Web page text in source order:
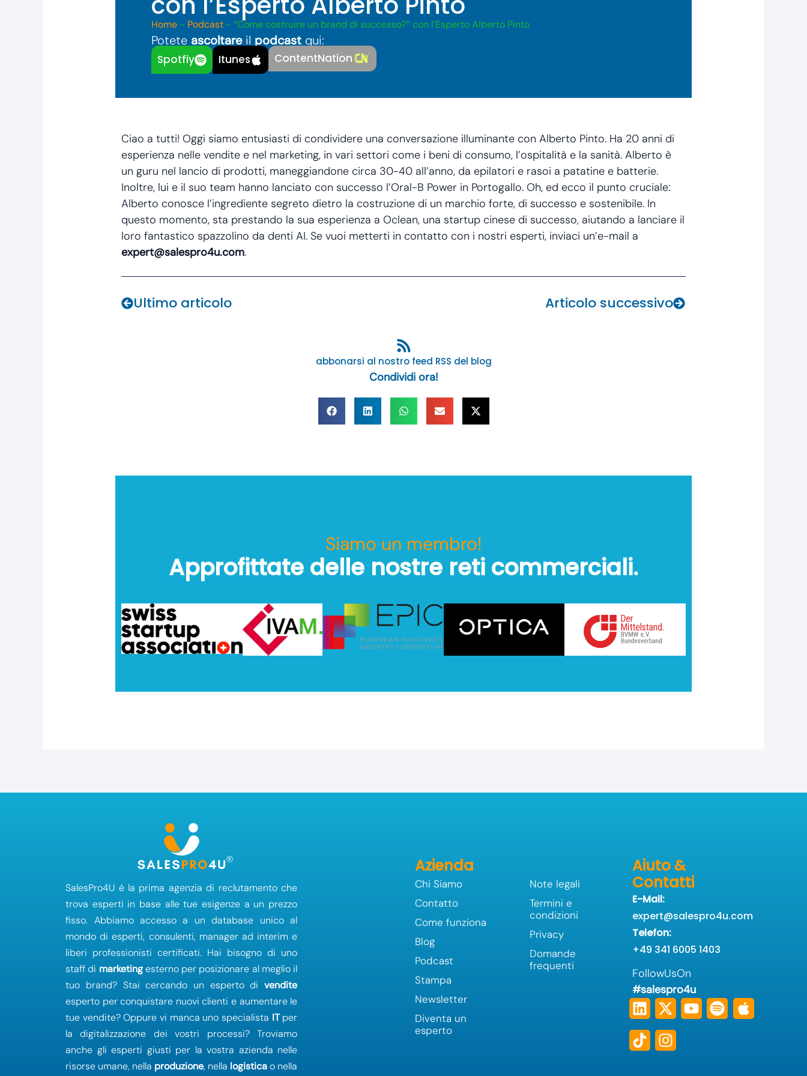
Home - Podcast - “Come costruire un brand di successo?” con l’Esperto Alberto Pinto
Potete ascoltareil podcast qui:
Spotfiy Itunes ContentNation
Ciao a tutti! Oggi siamo entusiasti di condividere una conversazione illuminante con Alberto Pinto. Ha 20 anni di
esperienza nelle vendite e nel marketing, in vari settori come i beni di consumo, l’ospitalità e la sanità. Alberto è
un guru nel lancio di prodotti, maneggiandone circa 30-40 all’anno, da epilatori e rasoi a patatine e batterie.
Inoltre, lui e il suo team hanno lanciato con successo l’Oral-B Power in Portogallo. Oh, ed ecco il punto cruciale:
Alberto conosce l’ingrediente segreto dietro la costruzione di un marchio forte, di successo e sostenibile. In
questo momento, sta prestando la sua esperienza a Oclean, una startup cinese di successo, aiutando a lanciare il
loro fantastico spazzolino da denti AI. Se vuoi metterti in contatto con i nostri esperti, inviaci un’e-mail a
expert@salespro4u.com.
Ultimo articolo Articolo successivo
abbonarsi al nostro feed RSS del blog
Condividi ora!
Siamo un membro!
Approfittate delle nostre reti commerciali.
SalesPro4U è la prima agenzia di reclutamento che
trova esperti in base alle tue esigenze a un prezzo
fisso. Abbiamo accesso a un database unico al
mondo di esperti, consulenti, manager ad interim e
liberi professionisti certificati. Hai bisogno di uno
staff di marketingesterno per posizionare al meglio il
tuo brand? Stai cercando un esperto divendite
esperto per conquistare nuovi clienti e aumentare le
tue vendite? Oppure vi manca uno specialista ITper
la digitalizzazione dei vostri processi? Troviamo
anche gli esperti giusti per la vostra azienda nelle
risorse umane, nella produzione, nella logisticao nella
Azienda
Chi Siamo
Contatto
Come funziona
Blog
Podcast
Stampa
Newsletter
Diventa un
esperto
Note legali
Termini e
condizioni
Privacy
Domande
frequenti
Aiuto &
Contatti
E-Mail:
expert@salespro4u.com
Telefon:
+49 341 6005 1403
FollowUsOn
#salespro4u
Linkedin
X-
twitter
Youtube
SpotifyApple
TiktokInstagram